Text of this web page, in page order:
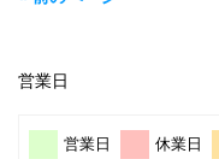
営業日
営業日 休業日